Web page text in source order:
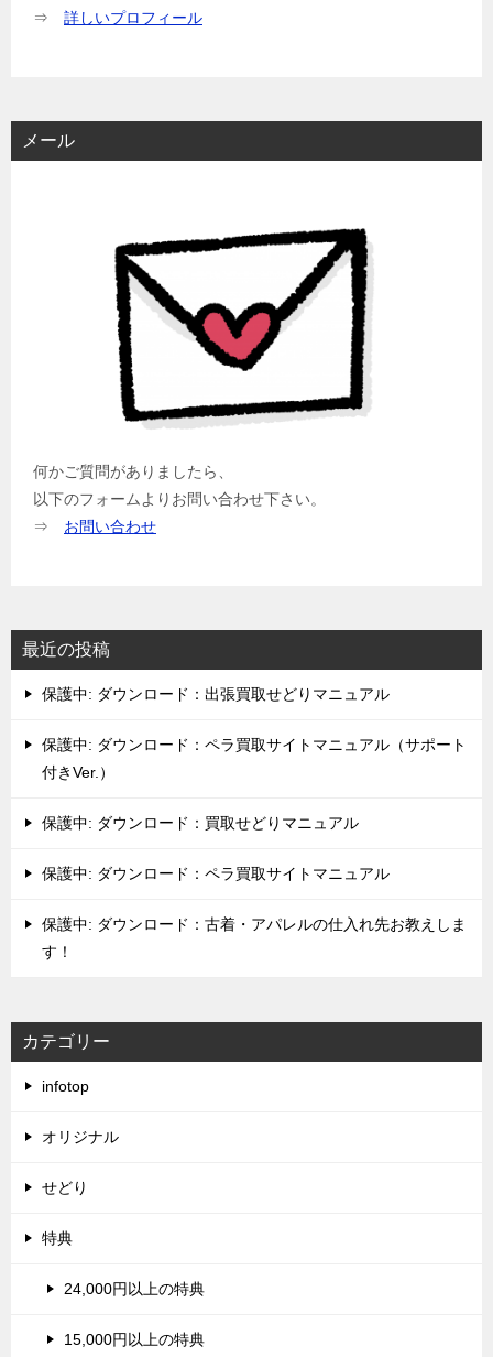
⇒ 詳しいプロフィール
メール
何かご質問がありましたら、
以下のフォームよりお問い合わせ下さい。
⇒ お問い合わせ
最近の投稿
保護中: ダウンロード：出張買取せどりマニュアル
保護中: ダウンロード：ペラ買取サイトマニュアル（サポート
付きVer.）
保護中: ダウンロード：買取せどりマニュアル
保護中: ダウンロード：ペラ買取サイトマニュアル
保護中: ダウンロード：古着・アパレルの仕入れ先お教えしま
す！
カテゴリー
infotop
オリジナル
せどり
特典
24,000円以上の特典
15,000円以上の特典